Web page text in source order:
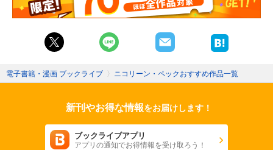
電子書籍・漫画 ブックライブ 〉 ニコリーン・ペックおすすめ作品一覧
新刊やお得な情報をお届けします！
ブックライブアプリ
アプリの通知でお得情報を受け取ろう！